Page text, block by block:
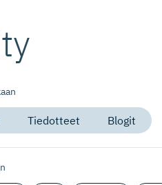
Tiedotteet Blogit